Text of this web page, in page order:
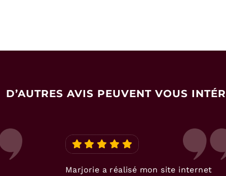
D’AUTRES AVIS PEUVENT VOUS
Marjorie a réalisé mon site internet